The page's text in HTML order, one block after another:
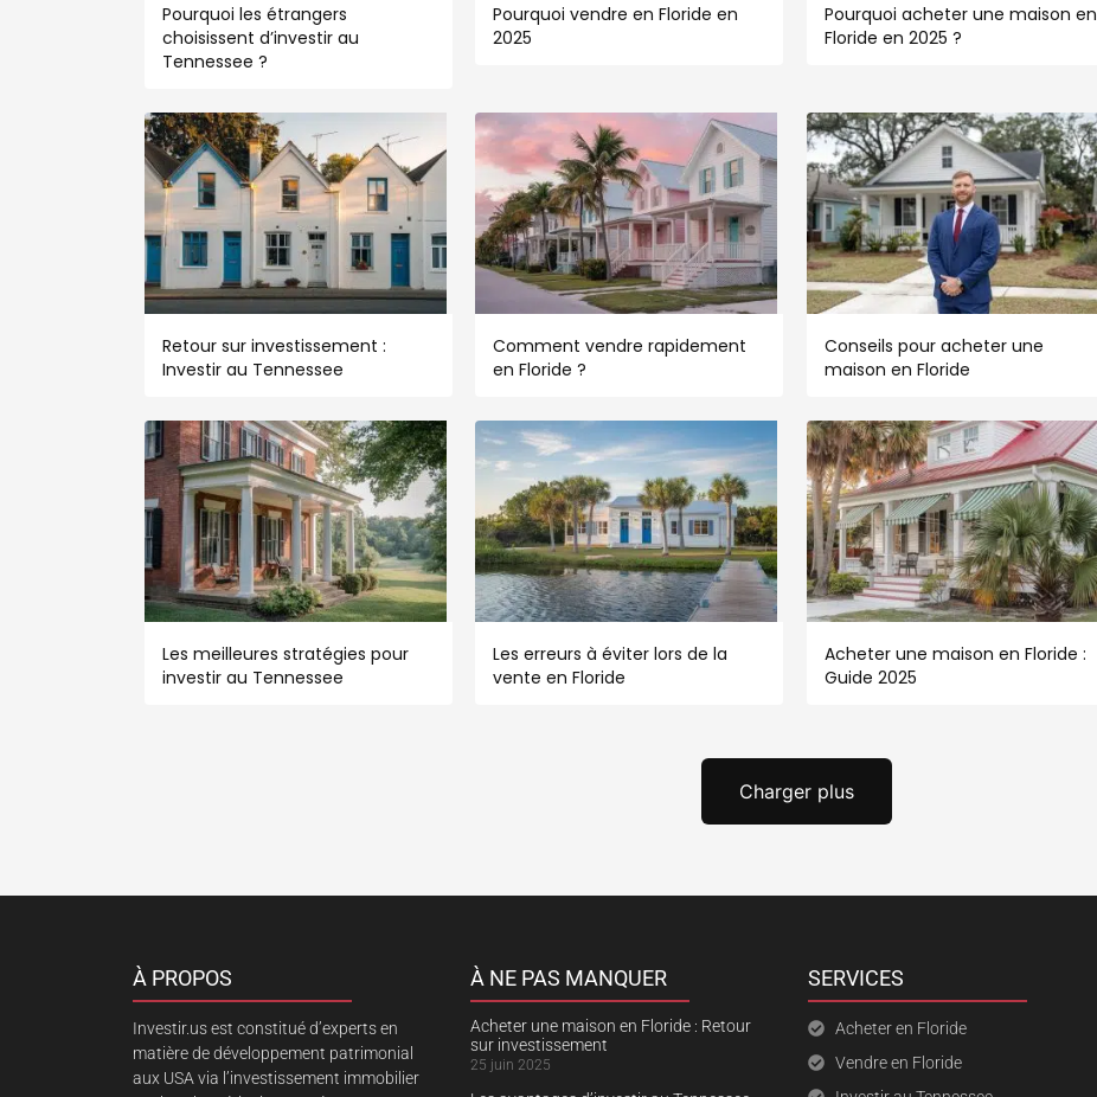
Pourquoi les étrangers
choisissent d’investir au
Tennessee ?
Pourquoi vendre en Floride en
2025
Pourquoi acheter une maison en
Floride en 2025 ?
Retour sur investissement :
Investir au Tennessee
Comment vendre rapidement
en Floride ?
Conseils pour acheter une
maison en Floride
Les meilleures stratégies pour
investir au Tennessee
Les erreurs à éviter lors de la
vente en Floride
Acheter une maison en Floride :
Guide 2025
Charger plus
À PROPOS
Investir.us est constitué d’experts en
matière de développement patrimonial
aux USA via l’investissement immobilier
À NE PAS MANQUER
Acheter une maison en Floride : Retour
sur investissement
25 juin 2025
SERVICES
Acheter en Floride
Vendre en Floride